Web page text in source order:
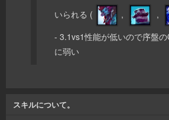
いられる (
, ,
- 3.1vs1性能が低いので序盤
に弱い
スキルについて。